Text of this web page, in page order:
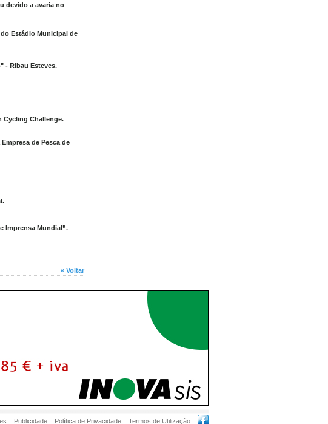
devido a avaria no
Estádio Municipal de
- Ribau Esteves.
Cycling Challenge.
de Pesca de
Imprensa Mundial”.
« Voltar
Publicidade Política de Privacidade Termos de Utilização